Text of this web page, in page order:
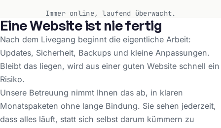
Immer online, laufend überwacht.
Eine Website ist nie fertig
Nach dem Livegang beginnt die eigentliche Arbeit:
Updates, Sicherheit, Backups und kleine Anpassungen.
Bleibt das liegen, wird aus einer guten Website schnell ein
Risiko.
Unsere Betreuung nimmt Ihnen das ab, in klaren
Monatspaketen ohne lange Bindung. Sie sehen jederzeit,
dass alles läuft, statt sich selbst darum kümmern zu